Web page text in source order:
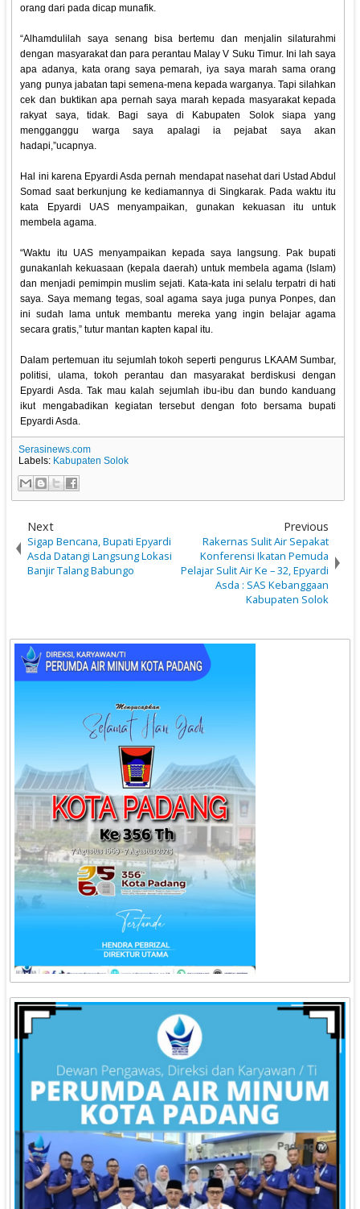
orang dari pada dicap munafik.
“Alhamdulilah saya senang bisa bertemu dan menjalin silaturahmi
dengan masyarakat dan para perantau Malay V Suku Timur. Ini lah saya
apa adanya, kata orang saya pemarah, iya saya marah sama orang
yang punya jabatan tapi semena-mena kepada warganya. Tapi silahkan
cek dan buktikan apa pernah saya marah kepada masyarakat kepada
rakyat saya, tidak. Bagi saya di Kabupaten Solok siapa yang
mengganggu warga saya apalagi ia pejabat saya akan
hadapi,”ucapnya.
Hal ini karena Epyardi Asda pernah mendapat nasehat dari Ustad Abdul
Somad saat berkunjung ke kediamannya di Singkarak. Pada waktu itu
kata Epyardi UAS menyampaikan, gunakan kekuasan itu untuk
membela agama.
“Waktu itu UAS menyampaikan kepada saya langsung. Pak bupati
gunakanlah kekuasaan (kepala daerah) untuk membela agama (Islam)
dan menjadi pemimpin muslim sejati. Kata-kata ini selalu terpatri di hati
saya. Saya memang tegas, soal agama saya juga punya Ponpes, dan
ini sudah lama untuk membantu mereka yang ingin belajar agama
secara gratis,” tutur mantan kapten kapal itu.
Dalam pertemuan itu sejumlah tokoh seperti pengurus LKAAM Sumbar,
politisi, ulama, tokoh perantau dan masyarakat berdiskusi dengan
Epyardi Asda. Tak mau kalah sejumlah ibu-ibu dan bundo kanduang
ikut mengabadikan kegiatan tersebut dengan foto bersama bupati
Epyardi Asda.
Serasinews.com
Labels: Kabupaten Solok
Next
Sigap Bencana, Bupati Epyardi
Asda Datangi Langsung Lokasi
Banjir Talang Babungo
Previous
Rakernas Sulit Air Sepakat
Konferensi Ikatan Pemuda
Pelajar Sulit Air Ke – 32, Epyardi
Asda : SAS Kebanggaan
Kabupaten Solok